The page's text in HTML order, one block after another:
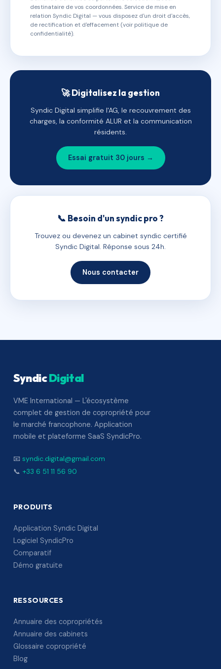
destinataire de vos coordonnées. Service de mise en
relation Syndic Digital — vous disposez d'un droit d'accès,
de rectification et d'effacement (voir politique de
confidentialité).
🚀 Digitalisez la gestion
Syndic Digital simplifie l'AG, le recouvrement des
charges, la conformité ALUR et la communication
résidents.
Essai gratuit 30 jours →
📞 Besoin d'un syndic pro ?
Trouvez ou devenez un cabinet syndic certifié
Syndic Digital. Réponse sous 24h.
Nous contacter
SyndicDigital
VME International — L'écosystème
complet de gestion de copropriété pour
le marché francophone. Application
mobile et plateforme SaaS SyndicPro.
📧 syndic.digital@gmail.com
📞 +33 6 51 11 56 90
PRODUITS
Application Syndic Digital
Logiciel SyndicPro
Comparatif
Démo gratuite
RESSOURCES
Annuaire des copropriétés
Annuaire des cabinets
Glossaire copropriété
Blog